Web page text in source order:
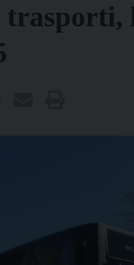
trasporti,